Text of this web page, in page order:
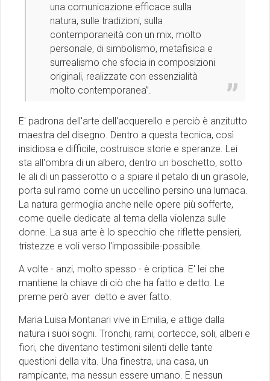
una comunicazione efficace sulla
natura, sulle tradizioni, sulla
contemporaneità con un mix, molto
personale, di simbolismo, metafisica e
surrealismo che sfocia in composizioni
originali, realizzate con essenzialità
molto contemporanea”.
E' padrona dell'arte dell'acquerello e perciò è anzitutto
maestra del disegno. Dentro a questa tecnica, così
insidiosa e difficile, costruisce storie e speranze. Lei
sta all'ombra di un albero, dentro un boschetto, sotto
le ali di un passerotto o a spiare il petalo di un girasole,
porta sul ramo come un uccellino persino una lumaca.
La natura germoglia anche nelle opere più sofferte,
come quelle dedicate al tema della violenza sulle
donne. La sua arte è lo specchio che riflette pensieri,
tristezze e voli verso l'impossibile-possibile.
A volte - anzi, molto spesso - è criptica. E' lei che
mantiene la chiave di ciò che ha fatto e detto. Le
preme però aver detto e aver fatto.
Maria Luisa Montanari vive in Emilia, e attige dalla
natura i suoi sogni. Tronchi, rami, cortecce, soli, alberi e
fiori, che diventano testimoni silenti delle tante
questioni della vita. Una finestra, una casa, un
rampicante, ma nessun essere umano. E nessun